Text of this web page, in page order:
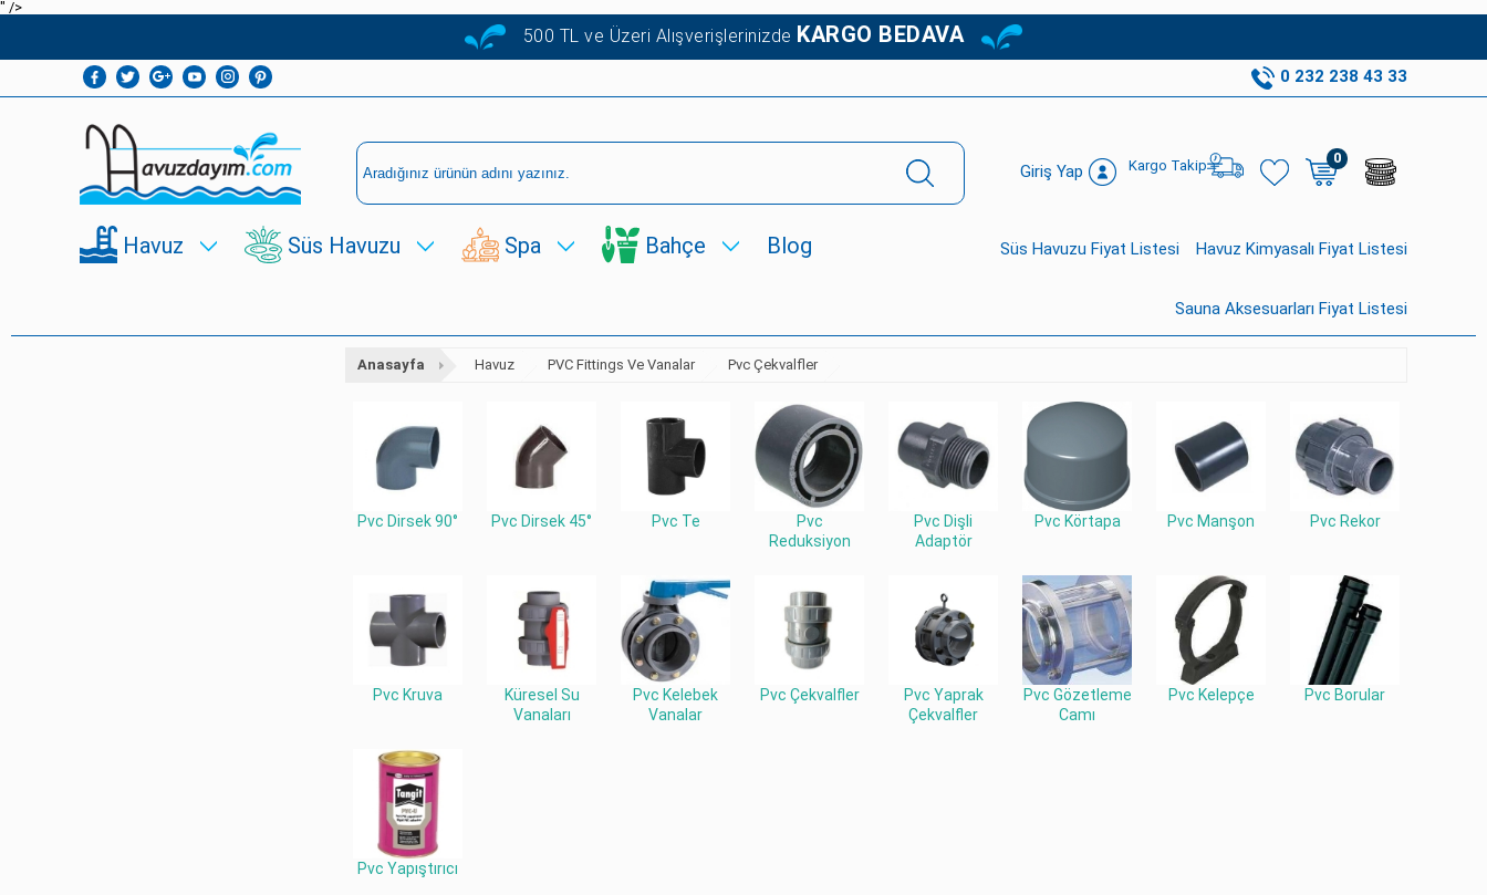
" />
500 TL ve Üzeri Alışverişlerinizde KARGO BEDAVA
0 232 238 43 33
0
Kargo Takip
Giriş Yap
Havuz Süs Havuzu Spa Bahçe Blog Havuz Kimyasalı Fiyat Listesi
Süs Havuzu Fiyat Listesi
Sauna Aksesuarları Fiyat Listesi
Anasayfa Havuz PVC Fittings Ve Vanalar Pvc Çekvalfler
Pvc Dirsek 90° Pvc Dirsek 45° Pvc Te
Pvc
Reduksiyon
Pvc Dişli
Adaptör
Pvc Körtapa Pvc Manşon Pvc Rekor
Pvc Kruva
Küresel Su
Vanaları
Pvc Kelebek
Vanalar
Pvc Çekvalfler
Pvc Yaprak
Çekvalfler
Pvc Gözetleme
Camı
Pvc Kelepçe Pvc Borular
Pvc Yapıştırıcı